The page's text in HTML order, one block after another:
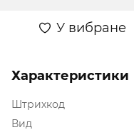
У вибране
Характеристики
Штрихкод
Вид